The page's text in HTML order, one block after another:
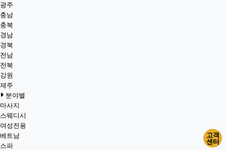
광주
충남
충북
경남
경북
전남
전북
강원
제주
분야별
마사지
스웨디시
여성전용
베트남
스파
고객
센터